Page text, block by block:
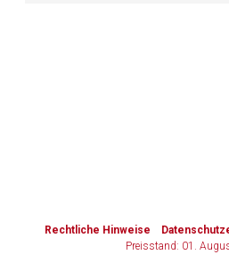
Rechtliche Hinweise
Preisstand: 01.